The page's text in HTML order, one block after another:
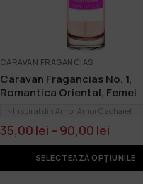
CARAVAN FRAGANCIAS
Caravan Fragancias No. 1,
Romantica Oriental, Femei
Inspirat din Amor Amor Cacharel
35,00 lei – 90,00 lei
SELECTEAZĂ OPȚIUNILE